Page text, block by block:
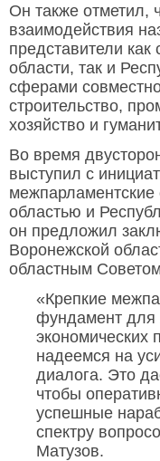
Он также отметил,
взаимодействия
представители
области, так и
сферами
строительство,
хозяйство и
Во время
выступил с
областью и
он предложил
Воронежской
областным
«Крепкие
фундамент
экономических
надеемся на
диалога. Это
чтобы
успешные
спектру
Матузов.